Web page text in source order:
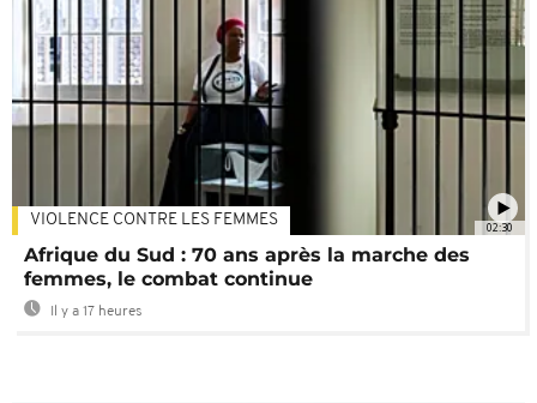
02:30
VIOLENCE CONTRE LES FEMMES
Afrique du Sud : 70 ans après la marche des
femmes, le combat continue
Il y a 17 heures